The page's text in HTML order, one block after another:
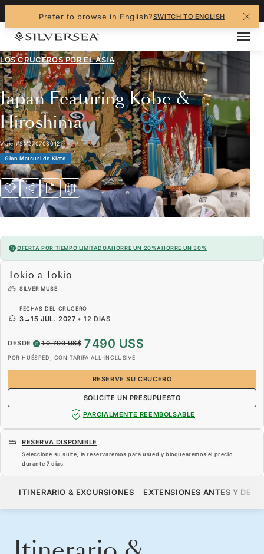
Prefer to browse in English?SWITCH TO ENGLISH
LOS CRUCEROS POR ELASIA
Japan Featuring Kobe &
Hiroshima
Viaje#SM270703012
Gion Matsuri de Kioto
OFERTA POR TIEMPO LIMITADOAHORRE UN 20%AHORRE UN 30%
Tokio a Tokio
SILVER MUSE
FECHAS DEL CRUCERO
3 →15 JUL. 2027 •12 DIAS
DESDE 10.700 US$ 7490 US$
POR HUÉSPED, CON TARIFA ALL-INCLUSIVE
RESERVE SU CRUCERO
SOLICITE UN PRESUPUESTO
PARCIALMENTE REEMBOLSABLE
RESERVA DISPONIBLE
Seleccione su suite, la reservaremos para usted y bloquearemos el precio
durante 7 dias.
7490 US$
ITINERARIO & EXCURSIONES EXTENSIONES ANTES Y